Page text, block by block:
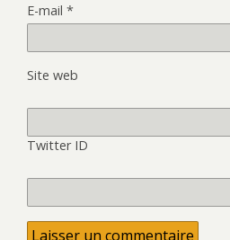
E-mail *
Site web
Twitter ID